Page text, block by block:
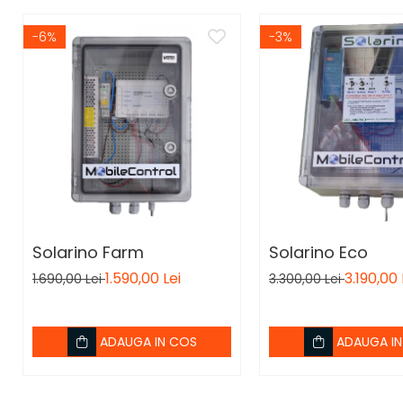
-6%
Solarino Farm
1.690,00 Lei1.590,00 Lei
ADAUGA IN COS
-3%
Solarino Eco
3.300,00 Lei3.190,00
ADAUGA